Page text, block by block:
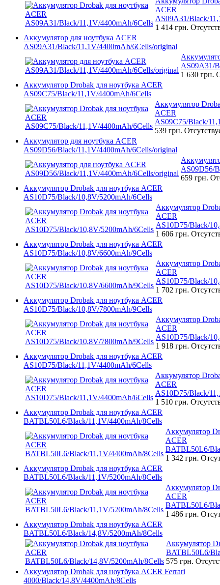
ACER
AS09A31/Black/
1 414 грн.
Аккумулятор для ноутбука ACER
AS09A31/Black/11,1V/4400mAh/6Cells/original
AS09A31/
1 630 грн.
Аккумулятор Drobak для ноутбука ACER
AS09C75/Black/11,1V/4400mAh/6Cells
Аккумулятор
ACER
AS09C75/Black/
539 грн.
Аккумулятор для ноутбука ACER
AS09D56/Black/11,1V/4400mAh/6Cells/original
AS09D56/
659 грн.
Аккумулятор Drobak для ноутбука ACER
AS10D75/Black/10,8V/5200mAh/6Cells
Аккумулятор
ACER
AS10D75/Black/
1 606 грн.
Аккумулятор Drobak для ноутбука ACER
AS10D75/Black/10,8V/6600mAh/9Cells
Аккумулятор
ACER
AS10D75/Black/
1 702 грн.
Аккумулятор Drobak для ноутбука ACER
AS10D75/Black/10,8V/7800mAh/9Cells
Аккумулятор
ACER
AS10D75/Black/
1 918 грн.
Аккумулятор Drobak для ноутбука ACER
AS10D75/Black/11,1V/4400mAh/6Cells
Аккумулятор
ACER
AS10D75/Black/
1 510 грн.
Аккумулятор Drobak для ноутбука ACER
BATBL50L6/Black/11,1V/4400mAh/8Cells
Аккумулятор
ACER
BATBL50L6/
1 342 грн.
Аккумулятор Drobak для ноутбука ACER
BATBL50L6/Black/11,1V/5200mAh/8Cells
Аккумулятор
ACER
BATBL50L6/
1 486 грн.
Аккумулятор Drobak для ноутбука ACER
BATBL50L6/Black/14,8V/5200mAh/8Cells
Аккумулятор
BATBL50L6/
575 грн.
Аккумулятор Drobak для ноутбука ACER Ferrari
4000/Black/14,8V/4400mAh/8Cells